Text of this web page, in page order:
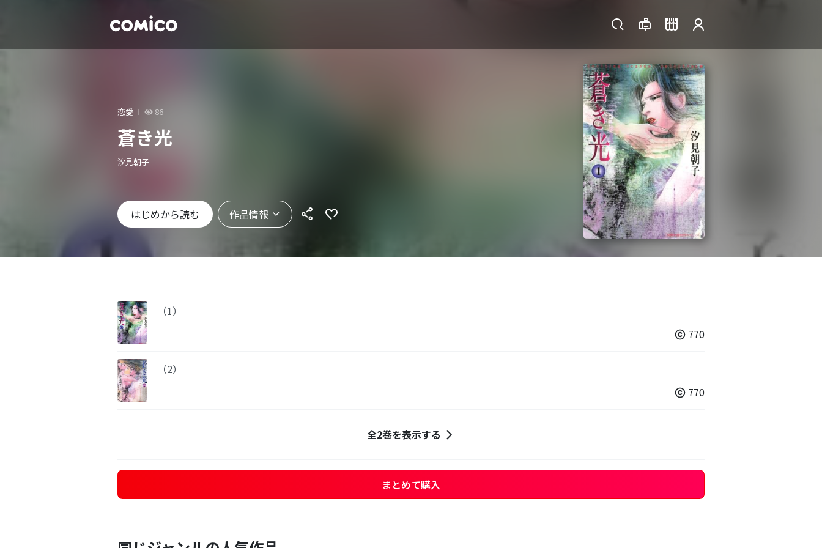
恋愛 86
蒼き光
汐見朝子
はじめから読む 作品情報
（1）
770
（2）
770
全2巻を表示する
まとめて購入